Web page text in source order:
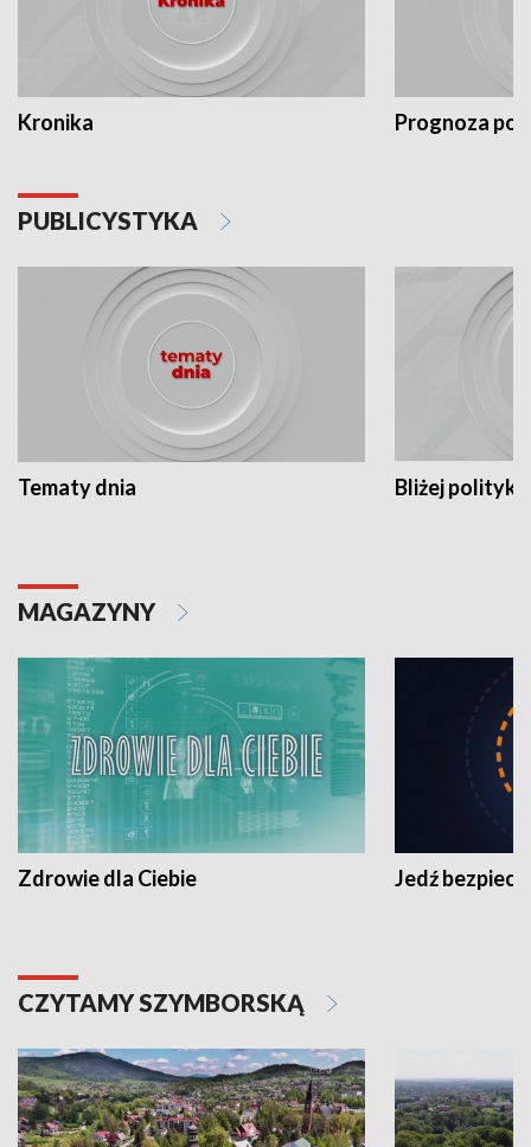
Kronika Prognoza
PUBLICYSTYKA
Tematy dnia Bliżej polityki
MAGAZYNY
Zdrowie dla Ciebie Jedź
CZYTAMY SZYMBORSKĄ